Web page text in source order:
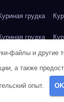
грудка
грудка
яйцо Куриное яйцо
Куриное яйцо
файлы и другие
а также
опыт. OK